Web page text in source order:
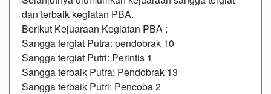
dan terbaik kegiatan PBA.
Berikut Kejuaraan Kegiatan PBA :
Sangga tergiat Putra: pendobrak 10
Sangga tergiat Putri: Perintis 1
Sangga terbaik Putra: Pendobrak 13
Sangga terbaik Putri: Pencoba 2